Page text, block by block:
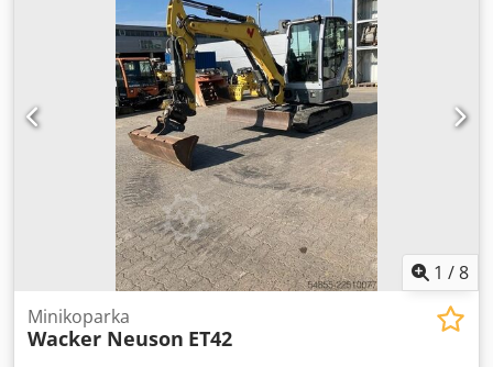
1 /8
Minikoparka
Wacker Neuson ET42